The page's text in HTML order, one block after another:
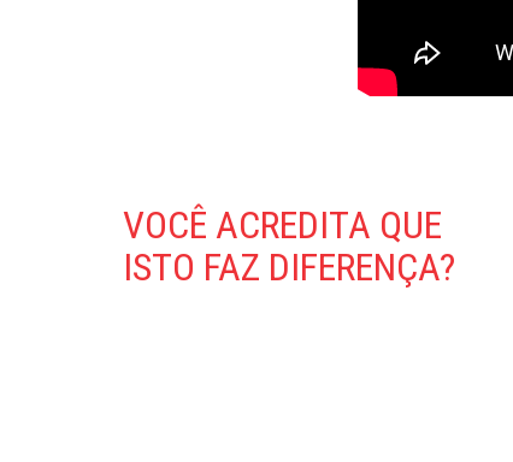
VOCÊ ACREDITA QUE
ISTO FAZ DIFERENÇA?